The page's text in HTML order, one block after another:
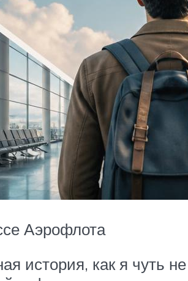
Аэрофлота
история, как я чуть